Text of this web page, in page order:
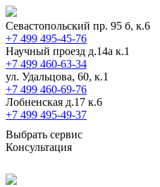
Севастопольский пр. 95 б, к.6
+7 499 495-45-76
Научный проезд д.14а к.1
+7 499 460-63-34
ул. Удальцова, 60, к.1
+7 499 460-69-76
Лобненская д.17 к.6
+7 499 495-49-37
Выбрать сервис
Консультация